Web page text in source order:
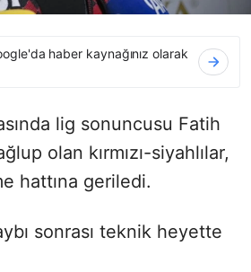
haber kaynağınız olarak
lig sonuncusu Fatih
olan kırmızı-siyahlılar,
hattına geriledi.
sonrası teknik heyette